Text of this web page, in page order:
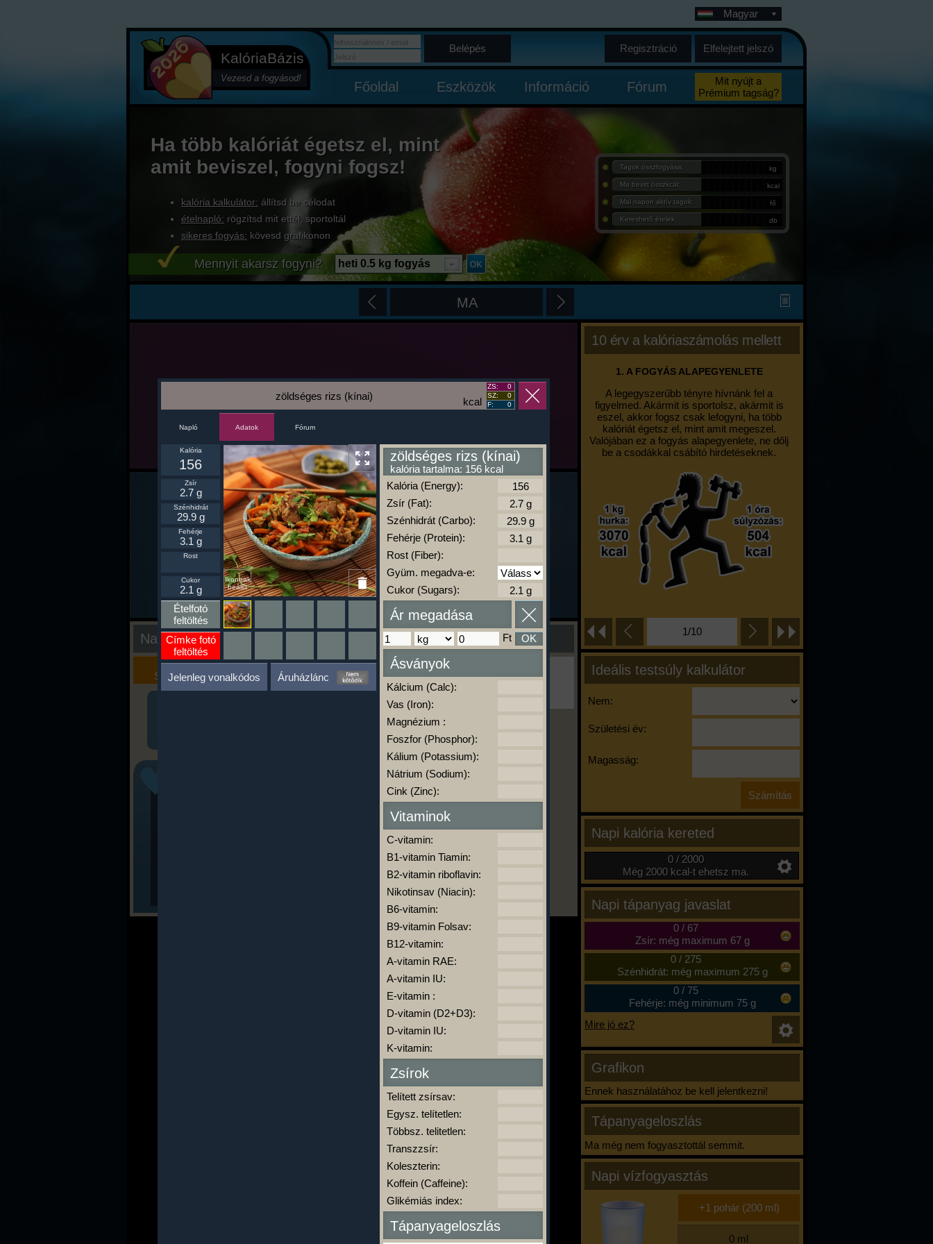
KalóriaBázis
Vezesd a fogyásod!
Magyar
Belépés Regisztráció Elfelejtett jelszó
Főoldal Eszközök Információ Fórum
Mit nyújt a
Prémium tagság?
Ha több kalóriát égetsz el, mint
amit beviszel, fogyni fogsz!
kalória kalkulátor: állítsd be célodat
ételnapló: rögzítsd mit ettél, sportoltál
sikeres fogyás: kövesd grafikonon
Tagok összfogyása: kg
Ma bevitt összkcal: kcal
Mai napon aktív tagok: fő
Kereshető ételek: db
Mennyit akarsz fogyni? heti 0.5 kg fogyás
MA
10 érv a kalóriaszámolás mellett
1. A FOGYÁS ALAPEGYENLETE
A legegyszerűbb tényre hívnánk fel a
figyelmed. Akármit is sportolsz, akármit is
eszel, akkor fogsz csak lefogyni, ha több
kalóriát égetsz el, mint amit megeszel.
Valójában ez a fogyás alapegyenlete, ne dőlj
be a csodákkal csábító hirdetéseknek.
1/10
Ideális testsúly kalkulátor
Nem:
Születési év:
Magasság:
Napi kalória kereted
0 / 2000
Még 2000 kcal-t ehetsz ma.
Napi tápanyag javaslat
0/ 67
Zsír: még maximum 67 g
0/ 275
Szénhidrát: még maximum 275 g
0/ 75
Fehérje: még minimum 75 g
Mire jó ez?
Grafikon
Ennek használatához be kell jelentkezni!
Tápanyageloszlás
Ma még nem fogyasztottál semmit.
Napi vízfogyasztás
Nap kiértékelése
Kalória
Szimulátor
Szöveges
Értékelés
Ha ma már nem eszel/sportolsz többet,
kattints a kiértékelésre!
A Kalória Szimulátor Prémium funkció.
-
kcal
zöldséges rizs (kínai)
ZS:
0
SZ:
0
F:
0
Napló Adatok Fórum
Ikonnak
beállít
Kalória
156
Zsír
2.7 g
Szénhidrát
29.9 g
Fehérje
3.1 g
Rost
Cukor
2.1 g
Ételfotó
feltöltés
Címke fotó
feltöltés
Jelenleg vonalkódos Áruházlánc
zöldséges rizs (kínai)
kalória tartalma: 156 kcal
Kalória (Energy):
Zsír (Fat):
Szénhidrát (Carbo):
Fehérje (Protein):
Rost (Fiber):
Gyüm. megadva-e:
Cukor (Sugars):
Ár megadása
Ft OK
Ásványok
Kálcium (Calc):
Vas (Iron):
Magnézium :
Foszfor (Phosphor):
Kálium (Potassium):
Nátrium (Sodium):
Cink (Zinc):
Vitaminok
C-vitamin:
B1-vitamin Tiamin:
B2-vitamin riboflavin:
Nikotinsav (Niacin):
B6-vitamin:
B9-vitamin Folsav:
B12-vitamin:
A-vitamin RAE:
A-vitamin IU:
E-vitamin :
D-vitamin (D2+D3):
D-vitamin IU:
K-vitamin:
Zsírok
Telített zsírsav:
Egysz. telítetlen:
Többsz. telitetlen:
Transzzsír:
Koleszterin:
Koffein (Caffeine):
Glikémiás index:
Tápanyageloszlás